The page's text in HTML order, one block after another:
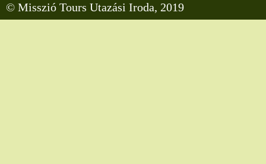
© Misszió Tours Utazási Iroda, 2019